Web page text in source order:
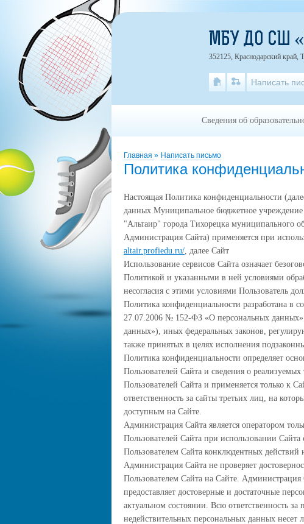
Главная » Написать письмо
Политика
Настоящая Политика конфиденциальности
данных Муниципальное бюджетное учреждение
"Альтаир" города Тихорецка муниципального
Администрация Сайта) применяется при
altair.profiedu.ru/, далее Сайт
Использование сервисов Сайта означает
Политикой и указанными в ней условиями
несогласия с этими условиями Пользователь
Политика конфиденциальности разработана в
27.07.2006 № 152-ФЗ «О персональных
данных»), иных федеральных законов,
также принятых в целях исполнения
Политика конфиденциальности определяет
Пользователей Сайта и сведения о
Пользователей Сайта и применяется только к
ответственность за сайты третьих лиц, на
доступным на Сайте.
Администрация Сайта является оператором
Пользователей Сайта при использовании
Пользователем Сайта конклюдентных действий
Администрация Сайта не проверяет
Пользователем Сайта на Сайте. Администрация
предоставляет достоверные и достаточные
актуальном состоянии. Всю ответственность за
недействительных персональных данных несет
МБУ ДО СШ
352125, Краснодарский край,
Написать
Сведения об